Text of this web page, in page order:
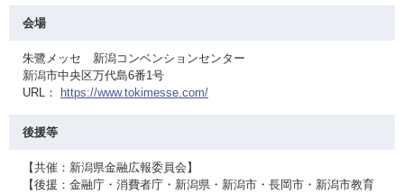
会場
朱鷺メッセ 新潟コンベンションセンター
新潟市中央区万代島6番1号
URL：
https://www.tokimesse.com/
後援等
【共催：新潟県金融広報委員会】
【後援：金融庁・消費者庁・新潟県・新潟市・長岡市・新潟市教育